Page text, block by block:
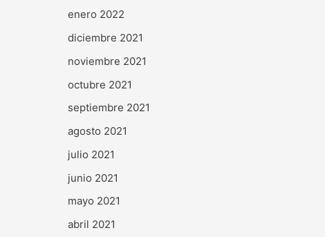
enero 2022
diciembre 2021
noviembre 2021
octubre 2021
septiembre 2021
agosto 2021
julio 2021
junio 2021
mayo 2021
abril 2021